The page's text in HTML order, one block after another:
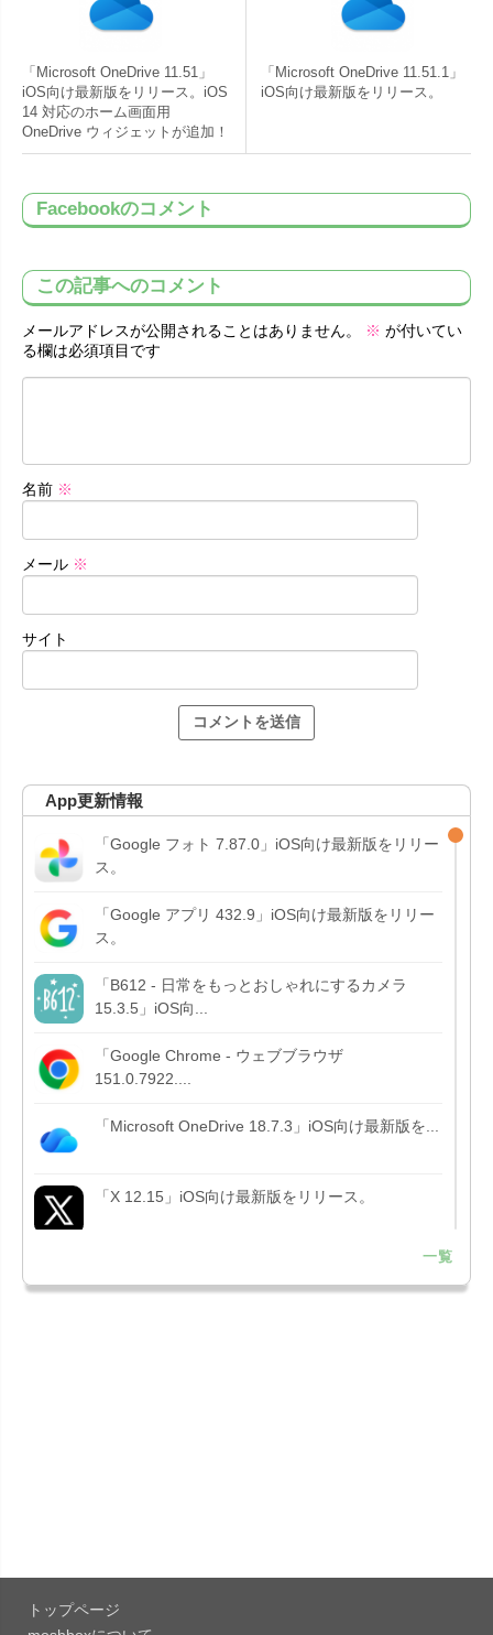
「Microsoft OneDrive 11.51」
iOS向け最新版をリリース。iOS
14 対応のホーム画面用
OneDrive ウィジェットが追加！
「Microsoft OneDrive 11.51.1」
iOS向け最新版をリリース。
Facebookのコメント
この記事へのコメント
メールアドレスが公開されることはありません。 ※ が付いてい
る欄は必須項目です
名前 ※
メール ※
サイト
App更新情報
「Google フォト 7.87.0」iOS向け最新版をリリー
ス。
「Google アプリ 432.9」iOS向け最新版をリリー
ス。
「B612 - 日常をもっとおしゃれにするカメラ
15.3.5」iOS向...
「Google Chrome - ウェブブラウザ
151.0.7922....
「Microsoft OneDrive 18.7.3」iOS向け最新版を...
「X 12.15」iOS向け最新版をリリース。
Liguid G...
「Evernote 11.28.2」Mac向け最新版をリリー
一覧
トップページ